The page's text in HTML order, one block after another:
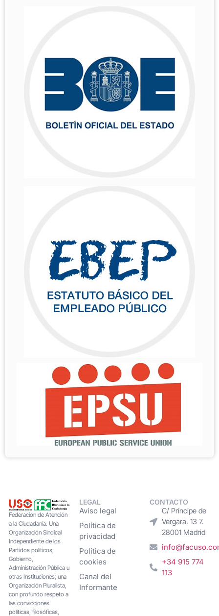
Federacion de Atención
a la Ciudadanía. Una
Organización Sindical
Independiente de los
Partidos políticos,
Gobierno,
Administración Pública u
otras Instituciones; una
Organización Pluralista,
con profundo respeto a
las convicciones
políticas, filosóficas,
LEGAL
Aviso legal
Política de
privacidad
Política de
cookies
Canal del
Informante
CONTACTO
C/ Príncipe de
Vergara, 13 7.
28001 Madrid
+34 915 774
113